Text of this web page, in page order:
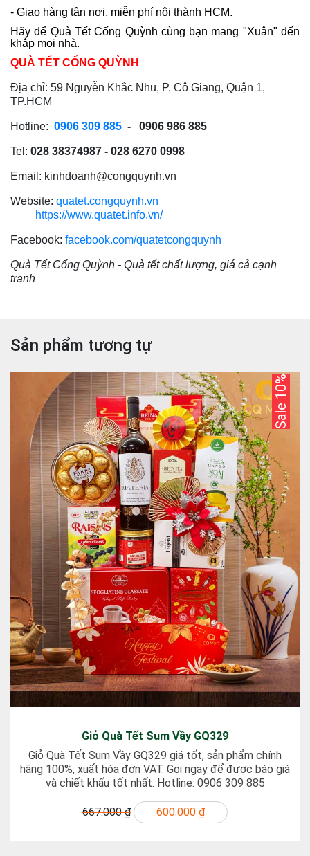
- Giao hàng tận nơi, miễn phí nội thành HCM.
Hãy để Quà Tết Cống Quỳnh cùng bạn mang "Xuân" đến
khắp mọi nhà.
QUÀ TẾT CỐNG QUỲNH
Địa chỉ: 59 Nguyễn Khắc Nhu, P. Cô Giang, Quận 1,
TP.HCM
Hotline: 0906 309 885 - 0906 986 885
Tel: 028 38374987 - 028 6270 0998
Email: kinhdoanh@congquynh.vn
Website: quatet.congquynh.vn
https://www.quatet.info.vn/
Facebook: facebook.com/quatetcongquynh
Quà Tết Cống Quỳnh - Quà tết chất lượng, giá cả cạnh
tranh
Sản phẩm tương tự
Sale 10%
Giỏ Quà Tết Sum Vầy GQ329
Giỏ Quà Tết Sum Vầy GQ329 giá tốt, sản phẩm chính
hãng 100%, xuất hóa đơn VAT. Gọi ngay để được báo giá
và chiết khấu tốt nhất. Hotline: 0906 309 885
667.000 ₫ 600.000 ₫